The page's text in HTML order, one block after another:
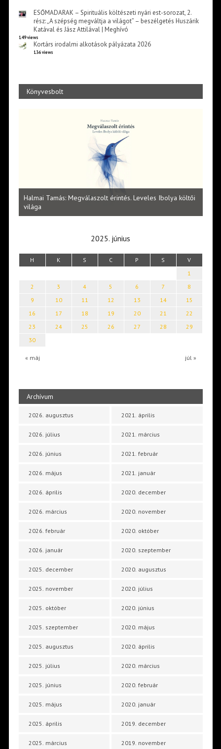
ESŐMADARAK – Spirituális költészeti nyári est-sorozat, 2.
rész: „A szépség megváltja a világot” – beszélgetés Huszárik
Katával és Jász Attilával | Meghívó
149 views
Kortárs irodalmi alkotások pályázata 2026
136 views
Könyvesbolt
Ibolya költői
2025. június
H K S C P S V
« máj júl »
1
2
3 4 5 6 7
8
9
10 11 12 13 14
15
16
17 18 19 20 21
22
23
24 25 26 27 28
29
30
Archívum
2026. augusztus
2026. július
2026. június
2026. május
2026. április
2026. március
2026. február
2026. január
2025. december
2025. november
2025. október
2025. szeptember
2025. augusztus
2025. július
2025. június
2025. május
2025. április
2025. március
2021. április
2021. március
2021. február
2021. január
2020. december
2020. november
2020. október
2020. szeptember
2020. augusztus
2020. július
2020. június
2020. május
2020. április
2020. március
2020. február
2020. január
2019. december
2019. november